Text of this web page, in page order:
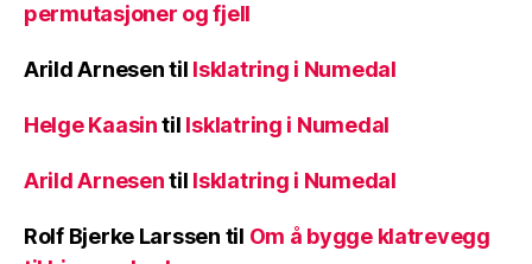
permutasjoner og fjell
Arild Arnesentil Isklatring i Numedal
Helge Kaasintil Isklatring i Numedal
Arild Arnesentil Isklatring i Numedal
Rolf Bjerke Larssen til Om å bygge klatrevegg